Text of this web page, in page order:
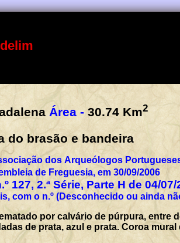
Área - 30.74 Km2
do brasão e bandeira
dos Arqueólogos
de Freguesia, em 30/09/2006
127, 2.ª Série, Parte H de 04/07/
com o n.º (Desconhecido ou ainda
por calvário de púrpura, entre
de prata, azul e prata. Coroa